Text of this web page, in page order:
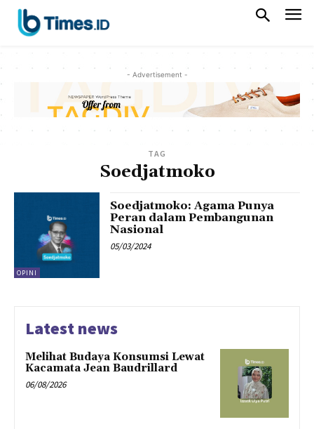
- Advertisement -
TAG
Soedjatmoko
OPINI
Soedjatmoko: Agama Punya
Peran dalam Pembangunan
Nasional
05/03/2024
Latest news
Melihat Budaya Konsumsi Lewat
Kacamata Jean Baudrillard
06/08/2026